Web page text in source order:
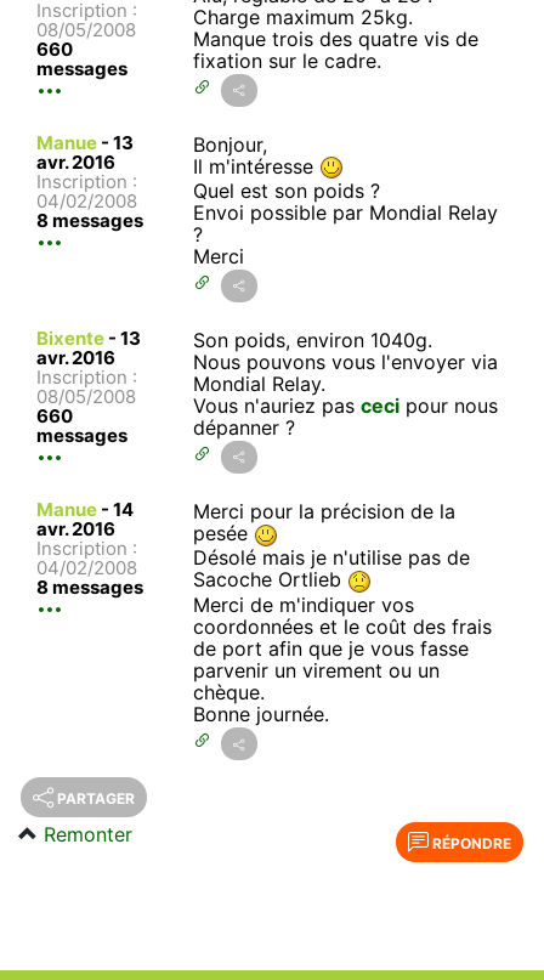
Inscription :
08/05/2008
660
messages
Charge maximum 25kg.
Manque trois des quatre vis de
fixation sur le cadre.
Manue - 13
avr. 2016
Inscription :
04/02/2008
8 messages
Bonjour,
Il m'intéresse
Quel est son poids ?
Envoi possible par Mondial Relay
?
Merci
Bixente - 13
avr. 2016
Inscription :
08/05/2008
660
messages
Son poids, environ 1040g.
Nous pouvons vous l'envoyer via
Mondial Relay.
Vous n'auriez pasceci pour nous
dépanner ?
Manue - 14
avr. 2016
Inscription :
04/02/2008
8 messages
Merci pour la précision de la
pesée
Désolé mais je n'utilise pas de
Sacoche Ortlieb
Merci de m'indiquer vos
coordonnées et le coût des frais
de port afin que je vous fasse
parvenir un virement ou un
chèque.
Bonne journée.
PARTAGER
RÉPONDRE
Remonter